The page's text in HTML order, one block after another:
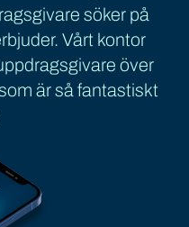
söker på
Vårt kontor
över
är så fantastiskt